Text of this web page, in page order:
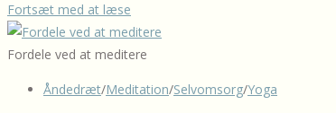
fra
ferien
Fortsæt med at læse
din
magiske
Fordele ved at meditere
Post
Åndedræt/Meditation/Selvomsorg/Yoga